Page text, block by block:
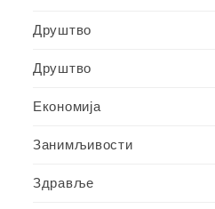
Друштво
Друштво
Економија
Занимљивости
Здравље